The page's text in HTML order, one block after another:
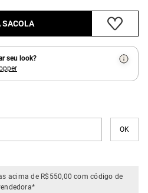
SACOLA
seu look?
acima de R$550,00 com código de